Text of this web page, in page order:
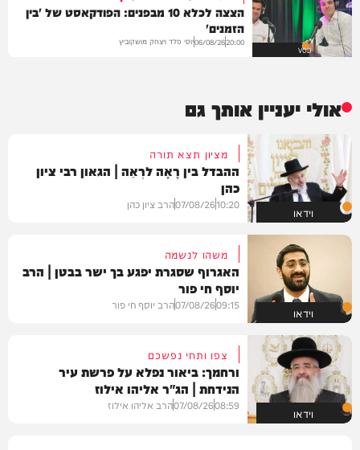
VOD
הצצה לכלא 10 מבפנים: הפודקאסט של 'בין
הזמנים'
20:00
06/08/26יוסי פלד ויצחק מושקוביץ
אולי יעניין אותך גם
וידאו
מציון תצא תורה
ההבדל בין רָאָה לרְאֵה | הגאון רבי ציון
כהן
10:20
07/08/26הרב ציון כהן
וידאו
משהו לנשמה
האגרוף שסגרת יפגע בך ישר בבטן | הרב
יוסף חי פור
09:15
07/08/26הרב יוסף חי פור
וידאו
צפו ותחי נפשכם
ורחמך: ביאור נפלא על פרשת עיר
הנידחת | הג"ר אליהו אילוז
08:59
07/08/26הרב אליהו אילוז